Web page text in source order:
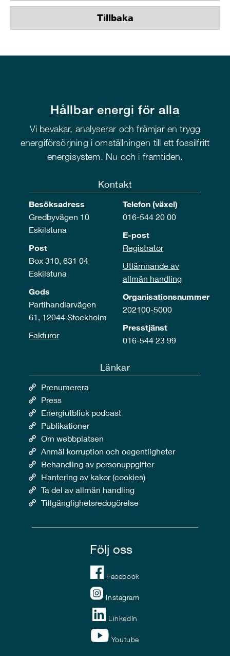
Tillbaka
Hållbar energi för alla
Vi bevakar, analyserar och främjar en trygg
energiförsörjning i omställningen till ett fossilfritt
energisystem. Nu och i framtiden.
Kontakt
Besöksadress
Gredbyvägen 10
Eskilstuna
Post
Box 310, 631 04
Eskilstuna
Gods
Partihandlarvägen
61, 12044 Stockholm
Fakturor
Telefon (växel)
016-544 20 00
E-post
Registrator
Utlämnande av
allmän handling
Organisationsnummer
202100-5000
Presstjänst
016-544 23 99
Länkar
Prenumerera
Press
Energiutblick podcast
Publikationer
Om webbplatsen
Anmäl korruption och oegentligheter
Behandling av personuppgifter
Hantering av kakor (cookies)
Ta del av allmän handling
Tillgänglighetsredogörelse
Följ oss
Facebook
Instagram
LinkedIn
Youtube